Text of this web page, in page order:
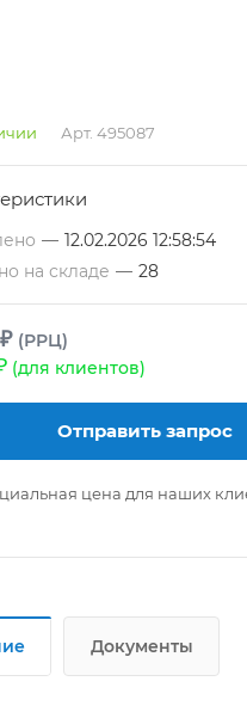
Арт. 495087
— 12.02.2026 12:58:54
на складе — 28
(РРЦ)
(для клиентов)
Отправить запрос
цена для наших
Документы